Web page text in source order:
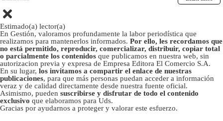
Estimado(a) lector(a)
En Gestión, valoramos profundamente la labor periodística que
realizamos para mantenerlos informados. Por ello, les recordamos que
no está permitido, reproducir, comercializar, distribuir, copiar total
o parcialmente los contenidos que publicamos en nuestra web, sin
autorizacion previa y expresa de Empresa Editora El Comercio S.A.
En su lugar, los invitamos a compartir el enlace de nuestras
publicaciones, para que más personas puedan acceder a información
veraz y de calidad directamente desde nuestra fuente oficial.
Asimismo, pueden suscribirse y disfrutar de todo el contenido
exclusivo que elaboramos para Uds.
Gracias por ayudarnos a proteger y valorar este esfuerzo.